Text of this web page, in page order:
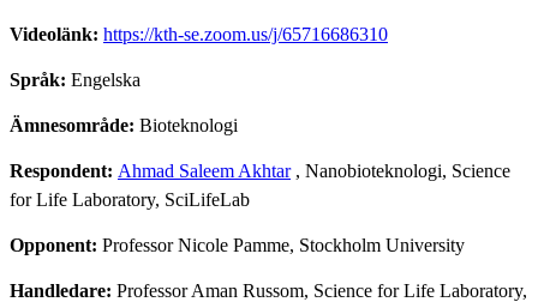
Videolänk: https://kth-se.zoom.us/j/65716686310
Språk: Engelska
Ämnesområde: Bioteknologi
Respondent: Ahmad Saleem Akhtar, Nanobioteknologi, Science
for Life Laboratory, SciLifeLab
Opponent: Professor Nicole Pamme, Stockholm University
Handledare: Professor Aman Russom, Science for Life Laboratory,